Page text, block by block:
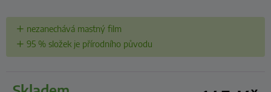
nezanechává mastný film
95 % složek je přírodního původu